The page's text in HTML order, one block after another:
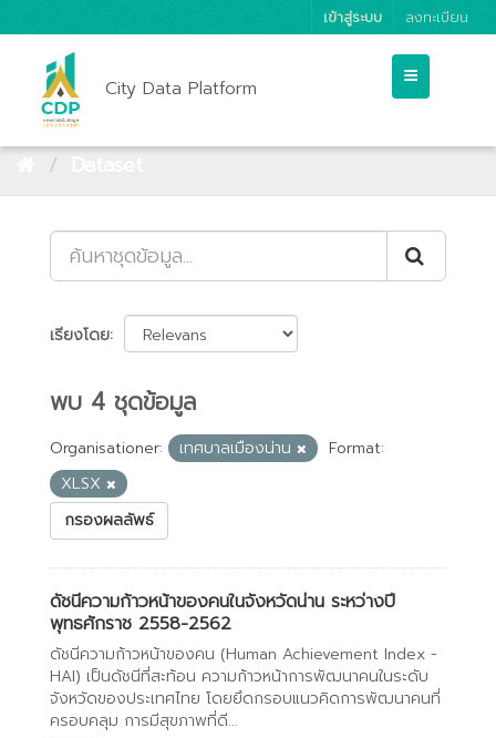
เข้าสู่ระบบ ลงทะเบียน
City Data Platform
เรียงโดย
พบ 4 ชุดข้อมูล
Organisationer: เทศบาลเมืองน่าน
Format:
XLSX
กรองผลลัพธ์
ดัชนีความก้าวหน้าของคนในจังหวัดน่าน ระหว่างปี
พุทธศักราช 2558-2562
ดัชนีความก้าวหน้าของคน (Human Achievement Index -
HAI) เป็นดัชนีที่สะท้อน ความก้าวหน้าการพัฒนาคนในระดับ
จังหวัดของประเทศไทย โดยยึดกรอบแนวคิดการพัฒนาคนที่
ครอบคลุม การมีสุขภาพที่ดี...